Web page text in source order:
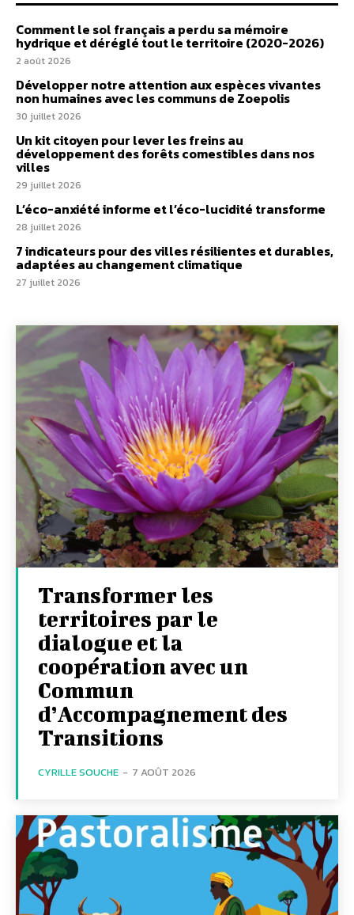
Comment le sol français a perdu sa mémoire
hydrique et déréglé tout le territoire (2020-2026)
2 août 2026
Développer notre attention aux espèces vivantes
non humaines avec les communs de Zoepolis
30 juillet 2026
Un kit citoyen pour lever les freins au
développement des forêts comestibles dans nos
villes
29 juillet 2026
L’éco-anxiété informe et l’éco-lucidité transforme
28 juillet 2026
7 indicateurs pour des villes résilientes et durables,
adaptées au changement climatique
27 juillet 2026
Transformer les
territoires par le
dialogue et la
coopération avec un
Commun
d’Accompagnement des
Transitions
CYRILLE SOUCHE - 7 AOÛT 2026